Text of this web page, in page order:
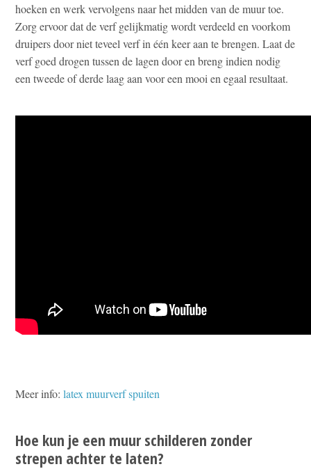
hoeken en werk vervolgens naar het midden van de muur toe.
Zorg ervoor dat de verf gelijkmatig wordt verdeeld en voorkom
druipers door niet teveel verf in één keer aan te brengen. Laat de
verf goed drogen tussen de lagen door en breng indien nodig
een tweede of derde laag aan voor een mooi en egaal resultaat.
Meer info:latex muurverf spuiten
Hoe kun je een muur schilderen zonder
strepen achter te laten?